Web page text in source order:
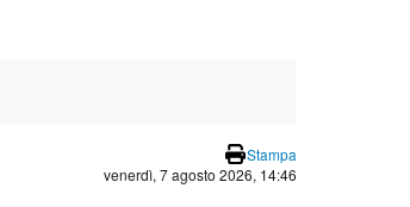
Stampa
venerdì, 7 agosto 2026, 14:46